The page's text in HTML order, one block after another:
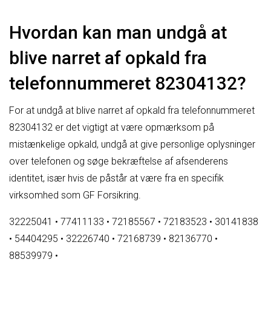
Hvordan kan man undgå at
blive narret af opkald fra
telefonnummeret 82304132?
For at undgå at blive narret af opkald fra telefonnummeret
82304132 er det vigtigt at være opmærksom på
mistænkelige opkald, undgå at give personlige oplysninger
over telefonen og søge bekræftelse af afsenderens
identitet, især hvis de påstår at være fra en specifik
virksomhed som GF Forsikring.
32225041 • 77411133 • 72185567 • 72183523 • 30141838
• 54404295 • 32226740 • 72168739 • 82136770 •
88539979 •